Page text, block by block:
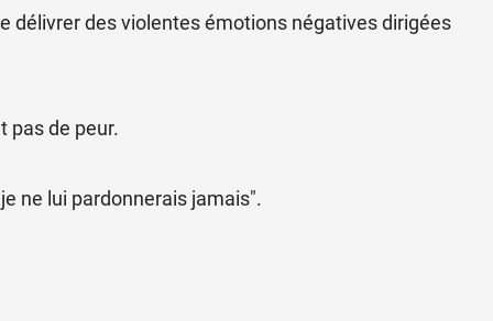
délivrer des violentes émotions négatives dirigées
pas de peur.
ne lui pardonnerais jamais".